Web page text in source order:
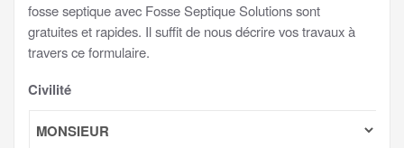
fosse septique avec Fosse Septique Solutions sont
gratuites et rapides. Il suffit de nous décrire vos travaux à
travers ce formulaire.
Civilité